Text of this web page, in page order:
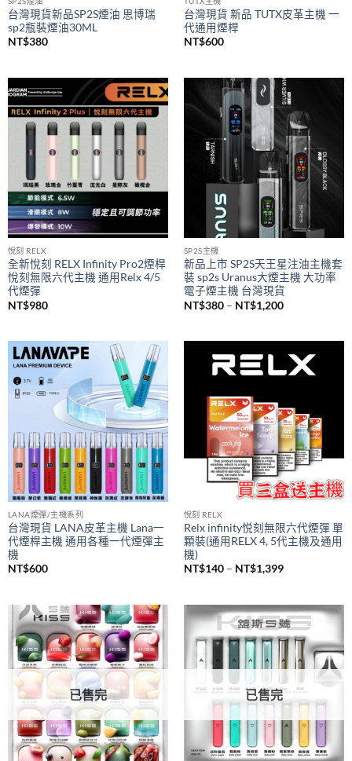
台灣現貨新品SP2S煙油 思博瑞
sp2瓶裝煙油30ML
NT$380
台灣現貨 新品 TUTX皮革主機 一
代通用煙桿
NT$600
悅刻 RELX
全新悅刻 RELX Infinity Pro2煙桿
悅刻無限六代主機 通用Relx 4/5
代煙彈
NT$980
SP2S主機
新品上市 SP2S天王星注油主機套
裝 sp2s Uranus大煙主機 大功率
電子煙主機 台灣現貨
NT$380 – NT$1,200價
NT$380
到
NT$1,200
LANA煙彈/主機系列
台灣現貨 LANA皮革主機 Lana一
代煙桿主機 通用各種一代煙彈主
機
NT$600
悅刻 RELX
Relx infinity悦刻無限六代煙彈 單
顆裝(通用RELX 4, 5代主機及通用
機)
NT$140 – NT$1,399價
NT$140
到
NT$1,399
已售完 已售完